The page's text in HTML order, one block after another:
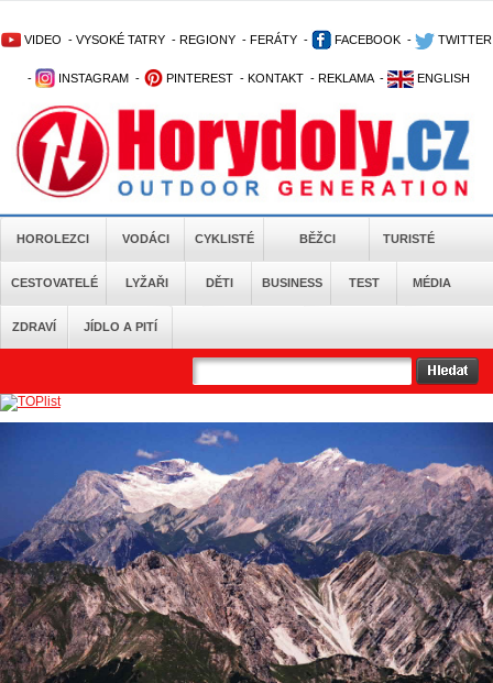
VIDEO - VYSOKÉ TATRY - REGIONY - FERÁTY - FACEBOOK - TWITTER
- INSTAGRAM - PINTEREST - KONTAKT - REKLAMA - ENGLISH
HOROLEZCI VODÁCI CYKLISTÉ BĚŽCI TURISTÉ
CESTOVATELÉ LYŽAŘI DĚTI BUSINESS TEST MÉDIA
ZDRAVÍ JÍDLO A PITÍ